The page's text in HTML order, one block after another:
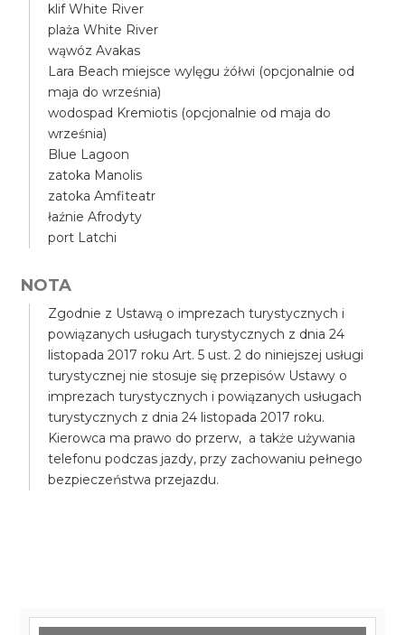
klif White River
plaża White River
wąwóz Avakas
Lara Beach miejsce wylęgu żółwi (opcjonalnie od
maja do września)
wodospad Kremiotis (opcjonalnie od maja do
września)
Blue Lagoon
zatoka Manolis
zatoka Amfiteatr
łaźnie Afrodyty
port Latchi
NOTA
Zgodnie z Ustawą o imprezach turystycznych i
powiązanych usługach turystycznych z dnia 24
listopada 2017 roku Art. 5 ust. 2 do niniejszej usługi
turystycznej nie stosuje się przepisów Ustawy o
imprezach turystycznych i powiązanych usługach
turystycznych z dnia 24 listopada 2017 roku.
Kierowca ma prawo do przerw, a także używania
telefonu podczas jazdy, przy zachowaniu pełnego
bezpieczeństwa przejazdu.